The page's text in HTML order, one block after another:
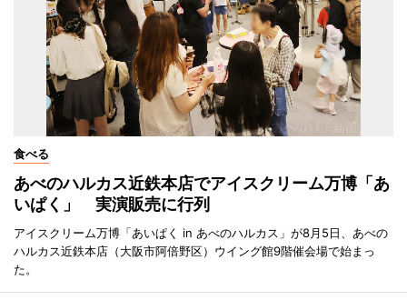
食べる
あべのハルカス近鉄本店でアイスクリーム万博「あ
いぱく」 実演販売に行列
アイスクリーム万博「あいぱく in あべのハルカス」が8月5日、あべの
ハルカス近鉄本店（大阪市阿倍野区）ウイング館9階催会場で始まっ
た。